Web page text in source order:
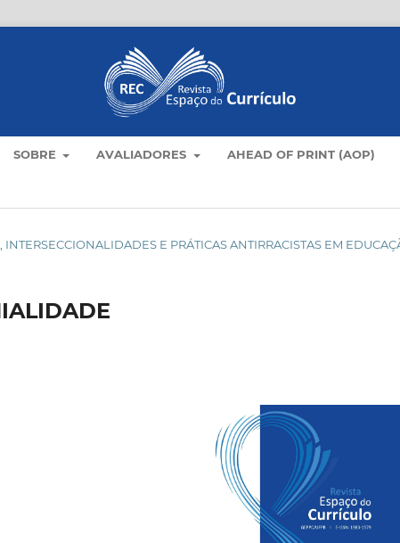
SOBRE AVALIADORES AHEAD OF PRINT (AOP)
INTERSECCIONALIDADES E PRÁTICAS ANTIRRACISTAS EM